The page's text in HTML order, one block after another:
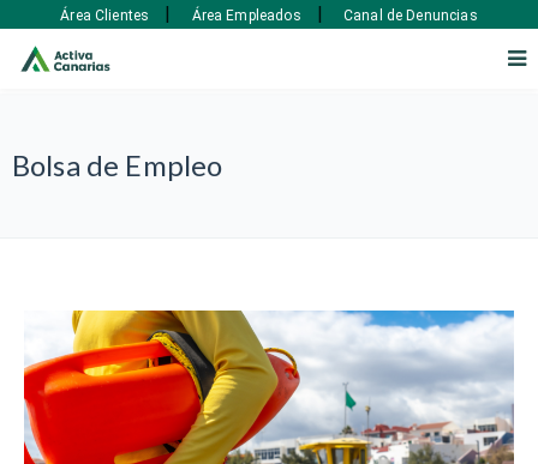
Bolsa de Empleo
Área Clientes | Área Empleados | Canal de Denuncias